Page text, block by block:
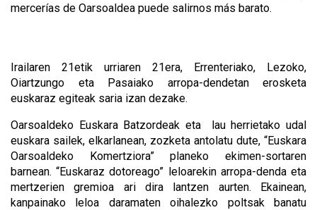
mercerías de Oarsoaldea puede salirnos más barato.
Irailaren 21etik urriaren 21era, Errenteriako, Lezoko,
Oiartzungo eta Pasaiako arropa-dendetan erosketa
euskaraz egiteak saria izan dezake.
Oarsoaldeko Euskara Batzordeak eta lau herrietako udal
euskara sailek, elkarlanean, zozketa antolatu dute, “Euskara
Oarsoaldeko Komertziora” planeko ekimen-sortaren
barnean. “Euskaraz dotoreago” leloarekin arropa-denda eta
mertzerien gremioa ari dira lantzen aurten. Ekainean,
kanpainako leloa daramaten oihalezko poltsak banatu